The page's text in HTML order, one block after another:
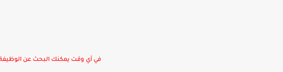
في أي وقت يمكنك البحث عن الوظيفة